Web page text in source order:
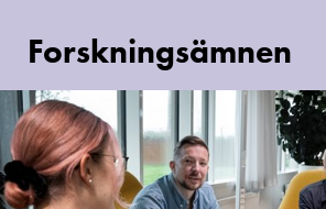
Forskningsämnen